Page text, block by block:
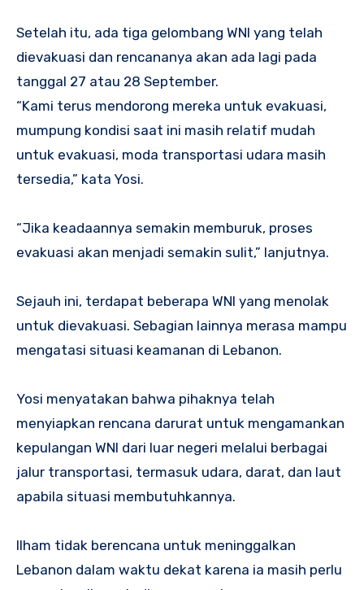
Setelah itu, ada tiga gelombang WNI yang telah
dievakuasi dan rencananya akan ada lagi pada
tanggal 27 atau 28 September.
“Kami terus mendorong mereka untuk evakuasi,
mumpung kondisi saat ini masih relatif mudah
untuk evakuasi, moda transportasi udara masih
tersedia,” kata Yosi.
“Jika keadaannya semakin memburuk, proses
evakuasi akan menjadi semakin sulit,” lanjutnya.
Sejauh ini, terdapat beberapa WNI yang menolak
untuk dievakuasi. Sebagian lainnya merasa mampu
mengatasi situasi keamanan di Lebanon.
Yosi menyatakan bahwa pihaknya telah
menyiapkan rencana darurat untuk mengamankan
kepulangan WNI dari luar negeri melalui berbagai
jalur transportasi, termasuk udara, darat, dan laut
apabila situasi membutuhkannya.
Ilham tidak berencana untuk meninggalkan
Lebanon dalam waktu dekat karena ia masih perlu